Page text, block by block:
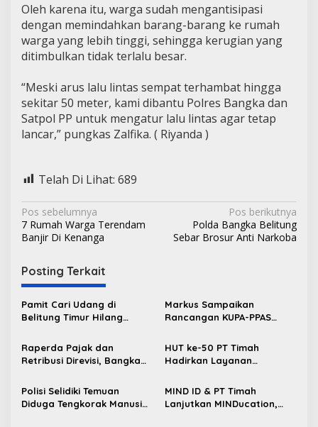
Oleh karena itu, warga sudah mengantisipasi
dengan memindahkan barang-barang ke rumah
warga yang lebih tinggi, sehingga kerugian yang
ditimbulkan tidak terlalu besar.
“Meski arus lalu lintas sempat terhambat hingga
sekitar 50 meter, kami dibantu Polres Bangka dan
Satpol PP untuk mengatur lalu lintas agar tetap
lancar,” pungkas Zalfika. ( Riyanda )
Telah Di Lihat: 689
N
a
i
g
a
i
o
s
Pos sebelumnya
7 Rumah Warga Terendam
Banjir Di Kenanga
Pos berikutnya
Polda Bangka Belitung
Sebar Brosur Anti Narkoba
Posting Terkait
Pamit Cari Udang di
Belitung Timur Hilang
Kolong Kero
Markus Sampaikan
Rancangan KUPA-PPAS
DPRD Bangka Barat
Raperda Pajak dan
Retribusi Direvisi, Bangka
Retribusi Baru
HUT ke-50 PT Timah
Hadirkan Layanan
Masyarakat Jakarta
Polisi Selidiki Temuan
Diduga Tengkorak Manusia
MIND ID & PT Timah
Lanjutkan MINDucation,